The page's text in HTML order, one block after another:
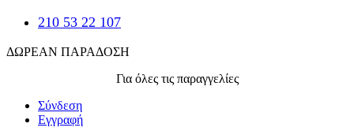
210 53 22 107
ΔΩΡΕΑΝ ΠΑΡΑΔΟΣΗ
Για όλες τις παραγγελίες
Σύνδεση
Εγγραφή